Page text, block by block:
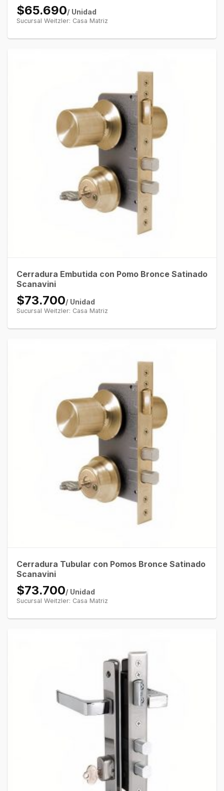
$65.690/ Unidad
Sucursal Weitzler: Casa Matriz
Cerradura Embutida con Pomo Bronce Satinado
Scanavini
$73.700/ Unidad
Sucursal Weitzler: Casa Matriz
Cerradura Tubular con Pomos Bronce Satinado
Scanavini
$73.700/ Unidad
Sucursal Weitzler: Casa Matriz